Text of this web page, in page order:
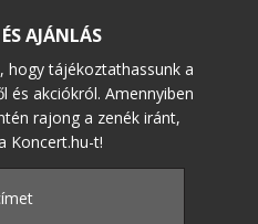
AJÁNLÁS
hogy tájékoztathassunk a
és akciókról. Amennyiben
rajong a zenék iránt,
Koncert.hu-t!